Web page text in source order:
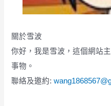
關於雪波
你好，我是雪波，這個網站
事物。
聯絡及邀約: